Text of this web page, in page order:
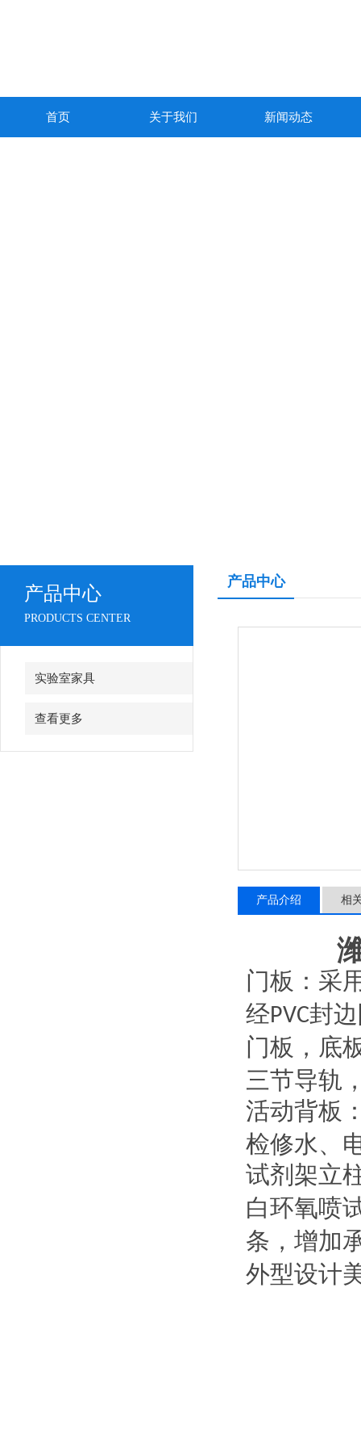
首页 关于我们 新闻动态
产品中心
PRODUCTS CENTER
实验室家具
查看更多
产品中心
产品介绍 相
门板：采
经PVC封
门板，底
三节导轨
活动背板
检修水、
试剂架立
白环氧喷
条，增加
外型设计